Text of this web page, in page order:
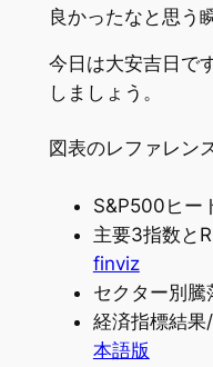
良かったなと思う
今日は大安吉日で
しましょう。
図表のレファレン
S&P500ヒー
主要3指数と
finviz
セクター別
経済指標結
本語版